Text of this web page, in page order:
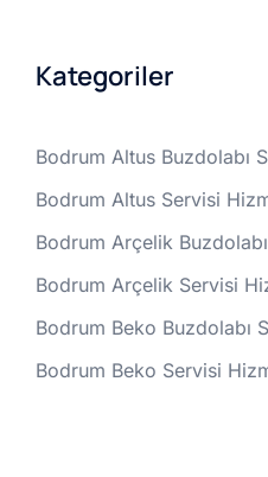
Kategoriler
Bodrum Altus Buzdolabı
Bodrum Altus Servisi
Bodrum Arçelik
Bodrum Arçelik Servisi
Bodrum Beko Buzdolabı
Bodrum Beko Servisi